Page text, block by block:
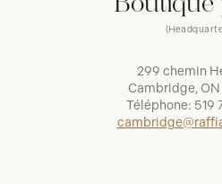
299 chemin
Cambridge, ON
Téléphone: 519